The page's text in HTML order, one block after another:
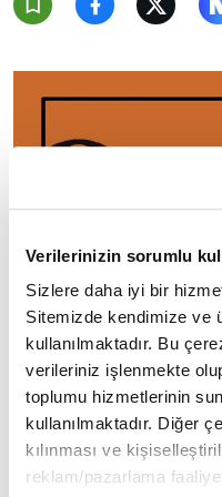
Verilerinizin sorumlu
Sizlere daha iyi bir
Sitemizde kendimize ve
kullanılmaktadır. Bu
verileriniz işlenmekte
toplumu hizmetlerinin
kullanılmaktadır. Diğer
kılınması ve
reklam/pazarlama
IMDb: 8.3 - 1 saat 8
Yumurcak, kimsesiz
adamın hikâyesini
yaptıktan sonra
başına kalan kadın